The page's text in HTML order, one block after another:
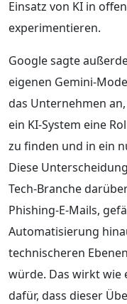
Einsatz von KI in
experimentieren.
Google sagte
eigenen Gemini-
das Unternehmen
ein KI-System eine
zu finden und in ein
Diese
Tech-Branche
Phishing-E-Mails,
Automatisierung
technischeren
würde. Das wirkt wie
dafür, dass dieser